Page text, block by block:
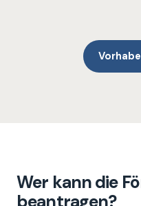
Wer kann die